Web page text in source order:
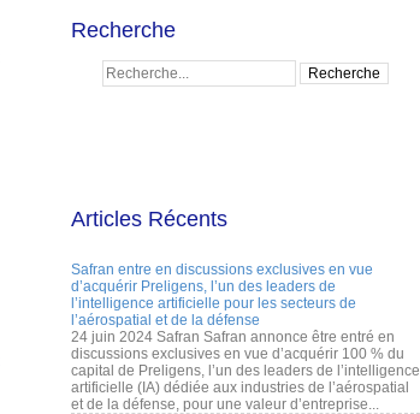
Recherche
Articles Récents
Safran entre en discussions exclusives en vue
d’acquérir Preligens, l’un des leaders de
l’intelligence artificielle pour les secteurs de
l’aérospatial et de la défense
24 juin 2024 Safran Safran annonce être entré en
discussions exclusives en vue d’acquérir 100 % du
capital de Preligens, l’un des leaders de l’intelligence
artificielle (IA) dédiée aux industries de l’aérospatial
et de la défense, pour une valeur d’entreprise...